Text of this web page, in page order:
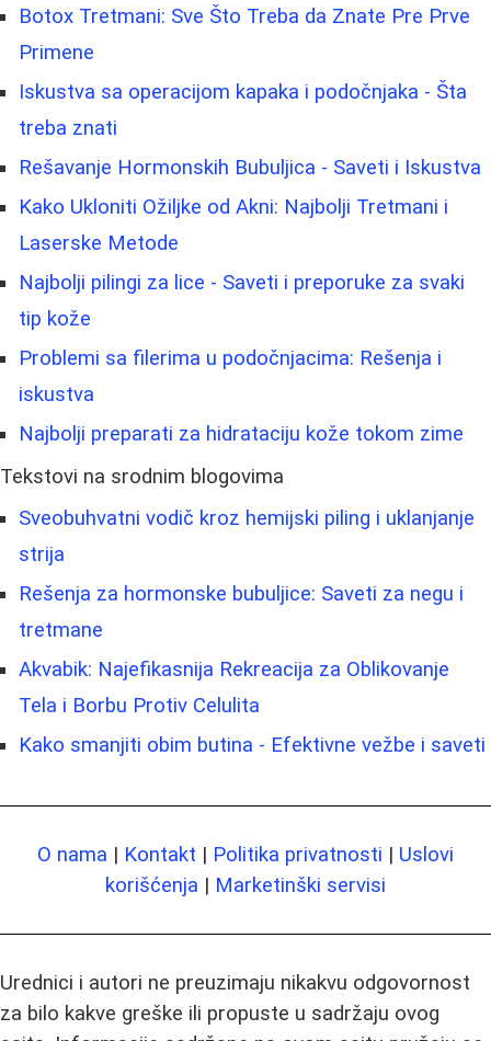
Botox Tretmani: Sve Što Treba da Znate Pre Prve
Primene
Iskustva sa operacijom kapaka i podočnjaka - Šta
treba znati
Rešavanje Hormonskih Bubuljica - Saveti i Iskustva
Kako Ukloniti Ožiljke od Akni: Najbolji Tretmani i
Laserske Metode
Najbolji pilingi za lice - Saveti i preporuke za svaki
tip kože
Problemi sa filerima u podočnjacima: Rešenja i
iskustva
Najbolji preparati za hidrataciju kože tokom zime
Tekstovi na srodnim blogovima
Sveobuhvatni vodič kroz hemijski piling i uklanjanje
strija
Rešenja za hormonske bubuljice: Saveti za negu i
tretmane
Akvabik: Najefikasnija Rekreacija za Oblikovanje
Tela i Borbu Protiv Celulita
Kako smanjiti obim butina - Efektivne vežbe i saveti
O nama | Kontakt | Politika privatnosti | Uslovi
korišćenja | Marketinški servisi
Urednici i autori ne preuzimaju nikakvu odgovornost
za bilo kakve greške ili propuste u sadržaju ovog